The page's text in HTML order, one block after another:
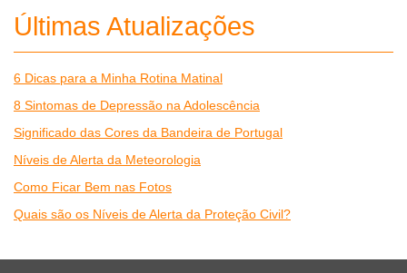
Últimas Atualizações
6 Dicas para a Minha Rotina Matinal
8 Sintomas de Depressão na Adolescência
Significado das Cores da Bandeira de Portugal
Níveis de Alerta da Meteorologia
Como Ficar Bem nas Fotos
Quais são os Níveis de Alerta da Proteção Civil?